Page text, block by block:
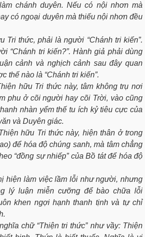
chánh duyên. Nếu có nội nhơn mà
có ngoại duyên mà thiếu nội nhơn đều
Tri thức, phải là người “Chánh tri kiến”.
“Chánh tri kiến?”. Hành giả phải dùng
cảnh và nghịch cảnh sau đây quan
thế nào là “Chánh tri kiến”.
hữu Tri thức này, tâm không trụ nơi
phu ở cõi người hay cõi Trời, vào cũng
nhàn yểm thế tu ích kỷ tiêu cực của
và Duyên giác.
hữu Tri thức này, hiện thân ở trong
để hóa độ chúng sanh, mà tâm chẳng
“đồng sự nhiếp” của Bồ tát để hóa độ
hiện làm việc lầm lỗi như người, nhưng
lý luận miễn cưỡng để bào chữa lỗi
khen ngợi hạnh thanh tịnh và tự chỉ
chữ “Thiện tri thức” như vầy: Thiện